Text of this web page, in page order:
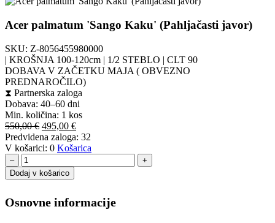
Acer palmatum 'Sango Kaku' (Pahljačasti javor)
SKU: Z-8056455980000
| KROŠNJA 100-120cm | 1/2 STEBLO | CLT 90
DOBAVA V ZAČETKU MAJA ( OBVEZNO
PREDNAROČILO)
⧗ Partnerska zaloga
Dobava: 40–60 dni
Min. količina: 1 kos
550,00€ Izvirna
cena
je
550,00 €.
495,00 €Trenutna
cena
je:
Predvidena zaloga: 32
V košarici: 0 Košarica
–
+
Dodaj v košarico
Osnovne informacije